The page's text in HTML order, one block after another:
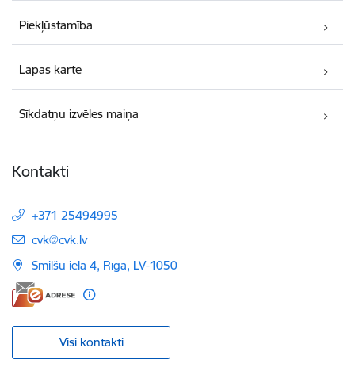
Piekļūstamība
Lapas karte
Sīkdatņu izvēles maiņa
Kontakti
+371 25494995
E-pasts:
cvk@cvk.lv
Smilšu iela 4, Rīga, LV-1050
Visi kontakti